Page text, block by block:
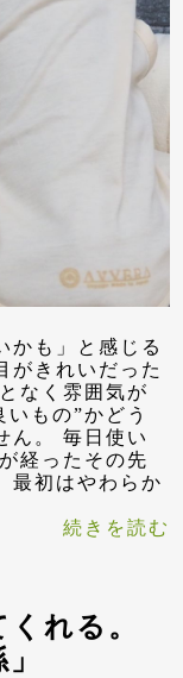
かも」と感じる
がきれいだった
なく雰囲気が
もの”かどう
ん。 毎日使い
経ったその先
最初はやわらか
続きを読む
れる。